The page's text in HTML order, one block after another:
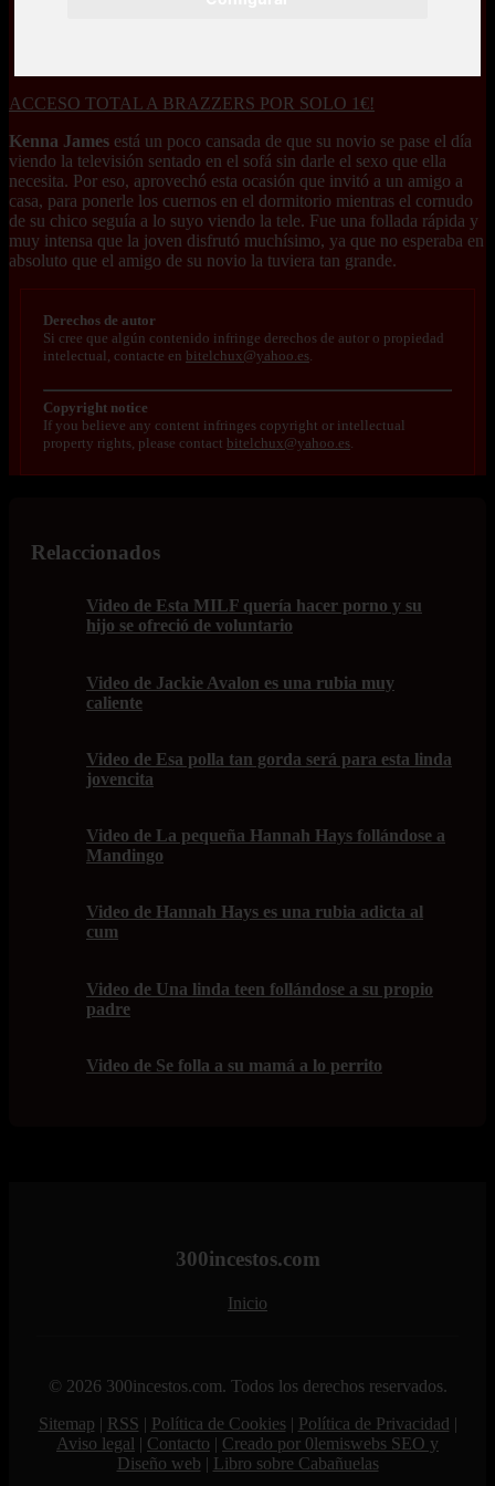
ACCESO TOTAL A BRAZZERS POR SOLO 1€!
Kenna James está un poco cansada de que su novio se pase el día
viendo la televisión sentado en el sofá sin darle el sexo que ella
necesita. Por eso, aprovechó esta ocasión que invitó a un amigo a
casa, para ponerle los cuernos en el dormitorio mientras el cornudo
de su chico seguía a lo suyo viendo la tele. Fue una follada rápida y
muy intensa que la joven disfrutó muchísimo, ya que no esperaba en
absoluto que el amigo de su novio la tuviera tan grande.
Derechos de autor
Si cree que algún contenido infringe derechos de autor o propiedad
intelectual, contacte en bitelchux@yahoo.es
Copyright notice
If you believe any content infringes copyright or intellectual
property rights, please contact bitelchux@yahoo.es
Relaccionados
Video de Esta MILF quería hacer porno y su
hijo se ofreció de voluntario
Video de Jackie Avalon es una rubia muy
caliente
Video de Esa polla tan gorda será para esta linda
jovencita
Video de La pequeña Hannah Hays follándose a
Mandingo
Video de Hannah Hays es una rubia adicta al
cum
Video de Una linda teen follándose a su propio
padre
Video de Se folla a su mamá a lo perrito
300incestos.com
Inicio
© 2026 300incestos.com. Todos los derechos reservados.
Sitemap | RSS | Política de Cookies| Política de Privacidad |
Aviso legal | Contacto | Creado por 0lemiswebs SEO y
Diseño web | Libro sobre Cabañuelas